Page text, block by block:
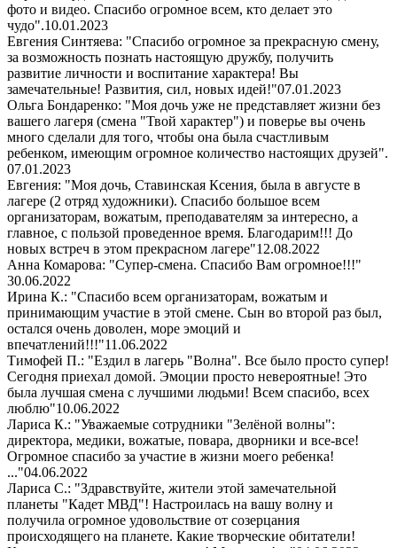
фото и видео. Спасибо огромное всем, кто делает это
чудо".10.01.2023
Евгения Синтяева: "Спасибо огромное за прекрасную смену,
за возможность познать настоящую дружбу, получить
развитие личности и воспитание характера! Вы
замечательные! Развития, сил, новых идей!"07.01.2023
Ольга Бондаренко: "Моя дочь уже не представляет жизни без
вашего лагеря (смена "Твой характер") и поверье вы очень
много сделали для того, чтобы она была счастливым
ребенком, имеющим огромное количество настоящих друзей".
07.01.2023
Евгения: "Моя дочь, Ставинская Ксения, была в августе в
лагере (2 отряд художники). Спасибо большое всем
организаторам, вожатым, преподавателям за интересно, а
главное, с пользой проведенное время. Благодарим!!! До
новых встреч в этом прекрасном лагере"12.08.2022
Анна Комарова: "Супер-смена. Спасибо Вам огромное!!!"
30.06.2022
Ирина К.: "Спасибо всем организаторам, вожатым и
принимающим участие в этой смене. Сын во второй раз был,
остался очень доволен, море эмоций и
впечатлений!!!"11.06.2022
Тимофей П.: "Ездил в лагерь "Волна". Все было просто супер!
Сегодня приехал домой. Эмоции просто невероятные! Это
была лучшая смена с лучшими людьми! Всем спасибо, всех
люблю"10.06.2022
Лариса К.: "Уважаемые сотрудники "Зелёной волны":
директора, медики, вожатые, повара, дворники и все-все!
Огромное спасибо за участие в жизни моего ребенка!
..."04.06.2022
Лариса С.: "Здравствуйте, жители этой замечательной
планеты "Кадет МВД"! Настроилась на вашу волну и
получила огромное удовольствие от созерцания
происходящего на планете. Какие творческие обитатели!